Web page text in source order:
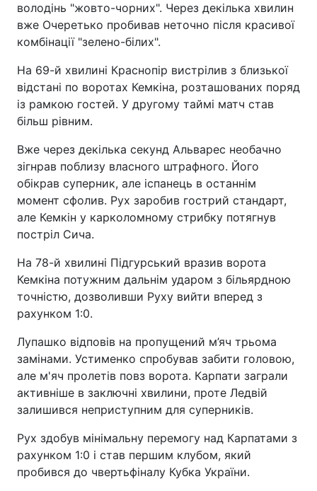
володінь "жовто-чорних". Через декілька хвилин
вже Очеретько пробивав неточно після красивої
комбінації "зелено-білих".
На 69-й хвилині Краснопір вистрілив з близької
відстані по воротах Кемкіна, розташованих поряд
із рамкою гостей. У другому таймі матч став
більш рівним.
Вже через декілька секунд Альварес необачно
зігнрав поблизу власного штрафного. Його
обікрав суперник, але іспанець в останнім
момент сфолив. Рух заробив гострий стандарт,
але Кемкін у карколомному стрибку потягнув
постріл Сича.
На 78-й хвилині Підгурський вразив ворота
Кемкіна потужним дальнім ударом з більярдною
точністю, дозволивши Руху вийти вперед з
рахунком 1:0.
Лупашко відповів на пропущений м’яч трьома
замінами. Устименко спробував забити головою,
але м'яч пролетів повз ворота. Карпати заграли
активніше в заключні хвилини, проте Ледвій
залишився неприступним для суперників.
Рух здобув мінімальну перемогу над Карпатами з
рахунком 1:0 і став першим клубом, який
пробився до чвертьфіналу Кубка України.